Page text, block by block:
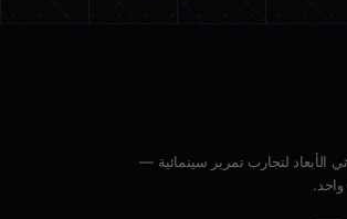
الأبعاد لتجارب تمرير سينمائية —